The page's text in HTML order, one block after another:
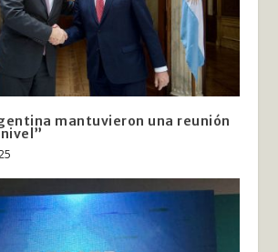
mantuvieron una reunión